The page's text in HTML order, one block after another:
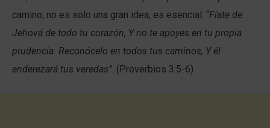
camino, no es solo una gran idea, es esencial: “Fíate de
Jehová de todo tu corazón, Y no te apoyes en tu propia
prudencia. Reconócelo en todos tus caminos, Y él
enderezará tus veredas”. (Proverbios 3:5-6)